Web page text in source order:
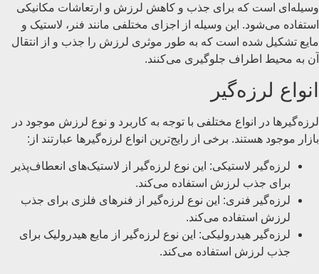
وسیله‌ای است که برای جذب و کاهش لرزش و ارتعاشات مکانیکی
استفاده می‌شود. این وسیله از اجزای مختلفی مانند فنر، لاستیک و
مایع تشکیل شده است که به طور موثری لرزش را جذب و از انتقال
آن به محیط اطراف جلوگیری می‌کنند.
انواع لرزه‌گیر
لرزه‌گیرها در انواع مختلفی با توجه به کاربرد و نوع لرزش موجود در
بازار موجود هستند. برخی از رایج‌ترین انواع لرزه‌گیرها عبارتند از:
لرزه‌گیر لاستیکی: این نوع لرزه‌گیر از لاستیک‌های انعطاف‌پذیر
برای جذب لرزش استفاده می‌کند.
لرزه‌گیر فنری: این نوع لرزه‌گیر از فنرهای فلزی برای جذب
لرزش استفاده می‌کند.
لرزه‌گیر هیدرولیکی: این نوع لرزه‌گیر از مایع هیدرولیک برای
جذب لرزش استفاده می‌کند.